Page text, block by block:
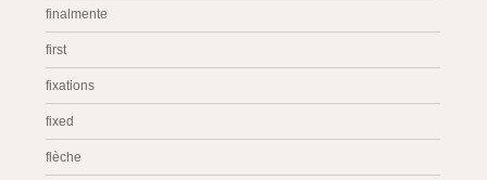
finalmente
first
fixations
fixed
flèche